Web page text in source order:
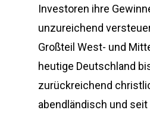
Investoren ihre
unzureichend
Großteil West- und
heutige Deutschland
zurückreichend
abendländisch und seit